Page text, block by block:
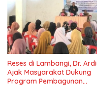
Reses di Lambangi, Dr.
Ajak Masyarakat Dukung
Program Pembagunan